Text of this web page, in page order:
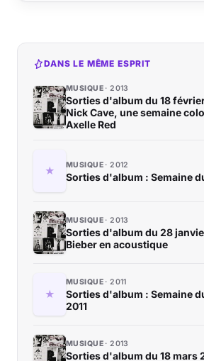
DANS LE MÊME ESPRIT
MUSIQUE 2013
Sorties d'album du 18
Nick Cave, une semaine
Axelle Red
MUSIQUE 2012
Sorties d'album : Semaine
MUSIQUE 2013
Sorties d'album du 28
Bieber en acoustique
MUSIQUE 2011
Sorties d'album : Semaine
2011
MUSIQUE 2013
Sorties d'album du 18 mars